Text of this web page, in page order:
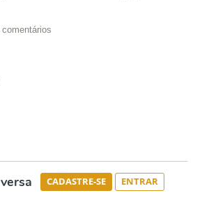
comentários